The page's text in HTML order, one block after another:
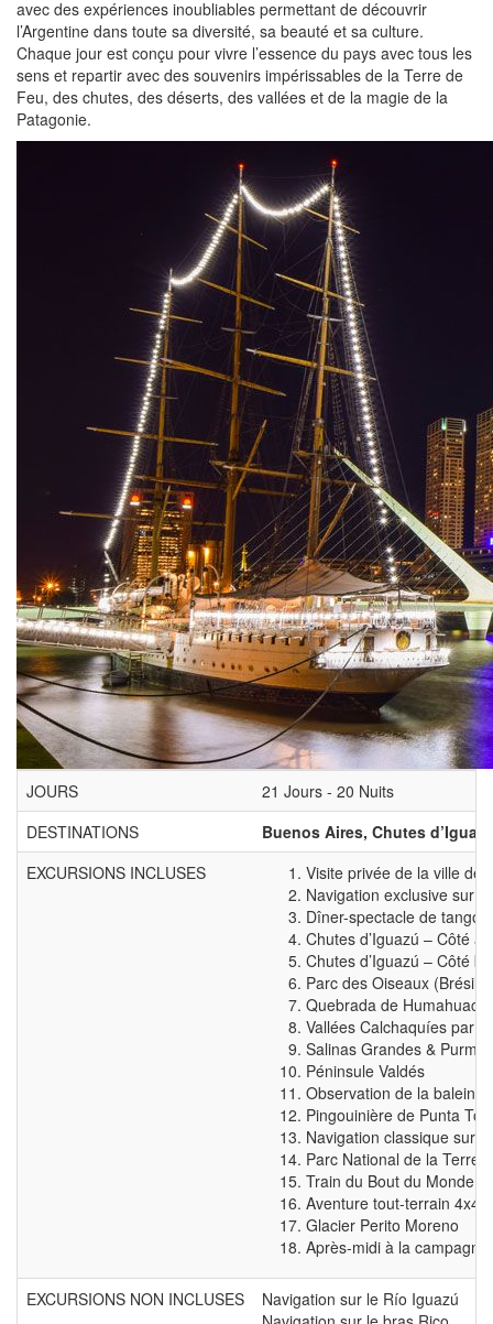
avec des expériences inoubliables permettant de découvrir
l’Argentine dans toute sa diversité, sa beauté et sa culture.
Chaque jour est conçu pour vivre l’essence du pays avec tous les
sens et repartir avec des souvenirs impérissables de la Terre de
Feu, des chutes, des déserts, des vallées et de la magie de la
Patagonie.
JOURS
21 Jours - 20 Nuits
DESTINATIONS
Buenos Aires, Chutes
EXCURSIONS INCLUSES
Visite privée de la ville de
Navigation exclusive sur
Dîner-spectacle de tango
Chutes d’Iguazú – Côté
Chutes d’Iguazú – Côté
Parc des Oiseaux (Brésil)
Quebrada de Humahuaca
Vallées Calchaquíes par
Salinas Grandes &
Péninsule Valdés
Observation de la baleine
Pingouinière de Punta
Navigation classique sur
Parc National de la Terre
Train du Bout du Monde
Aventure tout-terrain 4x4
Glacier Perito Moreno
Après-midi à la
EXCURSIONS NON INCLUSES
Navigation sur le Río Iguazú